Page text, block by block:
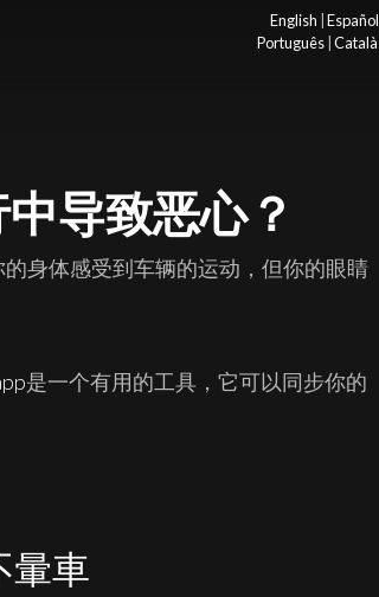
English Español
Português |Català
导致恶心？
身体感受到车辆的运动，但你的眼睛
是一个有用的工具，它可以同步你的
暈車